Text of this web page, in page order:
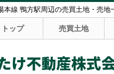
本線 鴨方駅周辺の売買土地・売地
トップ 売買土地
け不動産株式